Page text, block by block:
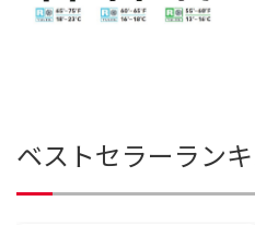
ベストセラーラン